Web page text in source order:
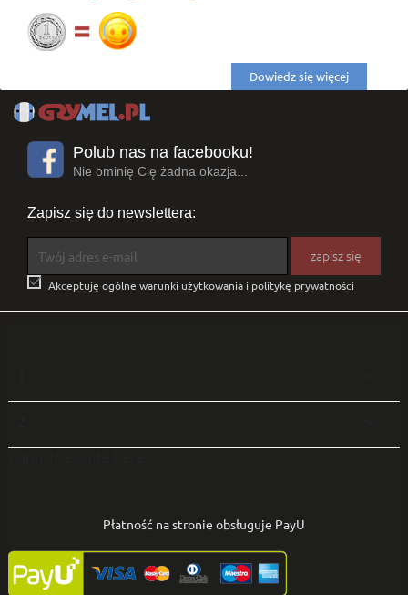
Dowiedz się więcej
Polub nas na facebooku!
Nie ominię Cię żadna okazja...
Zapisz się do newslettera:
 Akceptuję ogólne warunki użytkowania i politykę prywatności
Płatność na stronie obsługuje PayU